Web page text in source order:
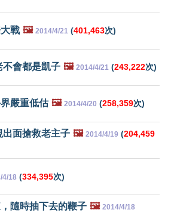
戰 🖼️ 2014/4/21 (401,463次)
不會都是凱子 🖼️ 2014/4/21 (243,222次)
嚴重低估 🖼️ 2014/4/20 (258,359次)
面搶救老主子 🖼️ 2014/4/19 (204,459
4/18 (334,395次)
隨時抽下去的鞭子 🖼️ 2014/4/18